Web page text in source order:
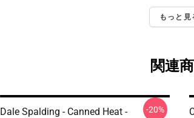
もっと見
関連
Dale Spalding - Canned Heat -
-20%